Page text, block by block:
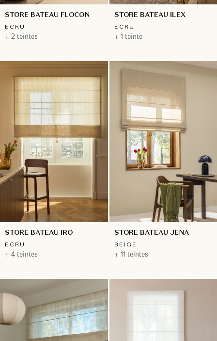
STORE BATEAU FLOCON
ECRU
+ 2 teintes
STORE BATEAU ILEX
ECRU
+ 1 teinte
STORE BATEAU IRO
ECRU
+ 4 teintes
STORE BATEAU JENA
BEIGE
+ 11 teintes